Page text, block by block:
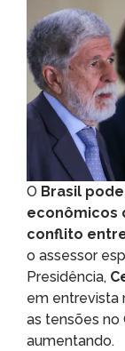
O Brasil
econômicos
conflito
o assessor
Presidência,
em entrevista
as tensões no
aumentando.